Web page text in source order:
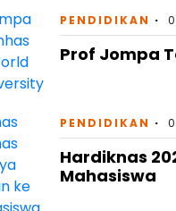
PENDIDIKAN
Prof Jompa
PENDIDIKAN
Hardiknas
Mahasiswa